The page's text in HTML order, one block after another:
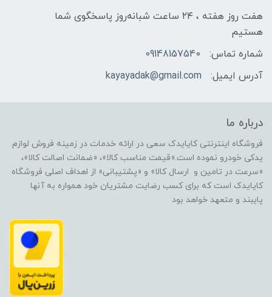
هفت روز هفته ، ۲۴ ساعت شبانه‌روز پاسخگوی شما
هستیم
شماره تماس:
09148157540
آدرس ایمیل:
kayayadak@gmail.com
درباره ما
فروشگاه اینترنتی کایایدک سعی در ارائه خدمات در زمینه فروش لوازم
یدکی خودرو نموده است.«قیمت مناسب کالا»، «ضمانت اصالت کالا»،
«سرعت در تامین و ارسال کالا» و «پشتیبانی» از اهداف اصلی فروشگاه
کایایدک است که برای کسب رضایت مشتریان خود همواره به آنها
پایبند و متعهد خواهد بود